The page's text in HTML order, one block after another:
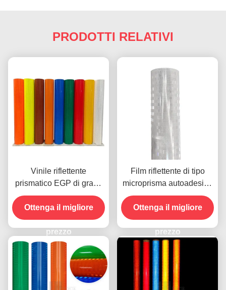
PRODOTTI RELATIVI
Vinile riflettente
prismatico EGP di grado
ingegneristico acrilico
marrone 4x150FT per
segnaletica stradale
Ottenga il migliore
prezzo
Film riflettente di tipo
microprisma autoadesivo
alluminato Egp
Ottenga il migliore
prezzo